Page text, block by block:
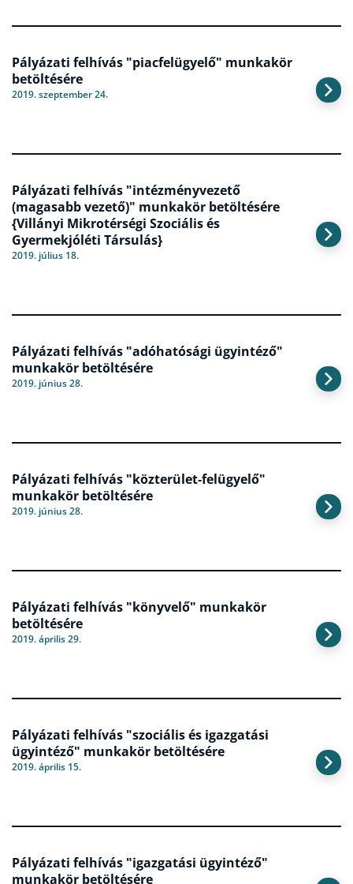
Pályázati felhívás "piacfelügyelő" munkakör
betöltésére
2019. szeptember 24.
Pályázati felhívás "intézményvezető
(magasabb vezető)" munkakör betöltésére
{Villányi Mikrotérségi Szociális és
Gyermekjóléti Társulás}
2019. július 18.
Pályázati felhívás "adóhatósági ügyintéző"
munkakör betöltésére
2019. június 28.
Pályázati felhívás "közterület-felügyelő"
munkakör betöltésére
2019. június 28.
Pályázati felhívás "könyvelő" munkakör
betöltésére
2019. április 29.
Pályázati felhívás "szociális és igazgatási
ügyintéző" munkakör betöltésére
2019. április 15.
Pályázati felhívás "igazgatási ügyintéző"
munkakör betöltésére